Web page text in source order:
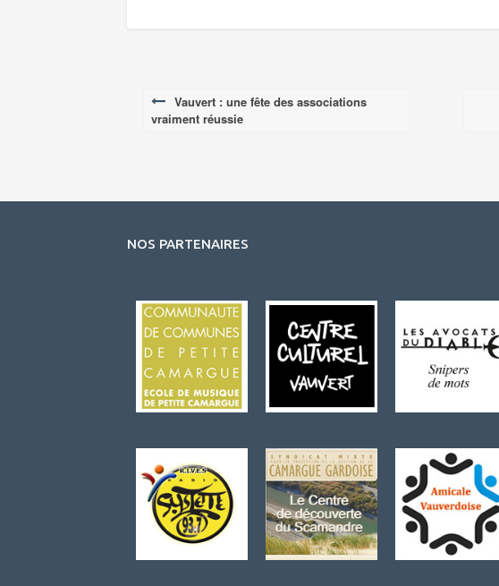
Post
Vauvert : une fête des associations
vraiment réussie
NOS PARTENAIRES